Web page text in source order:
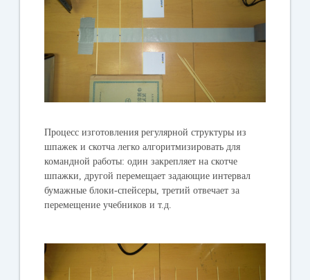
Процесс изготовления регулярной структуры из
шпажек и скотча легко алгоритмизировать для
командной работы: один закрепляет на скотче
шпажки, другой перемещает задающие интервал
бумажные блоки-спейсеры, третий отвечает за
перемещение учебников и т.д.